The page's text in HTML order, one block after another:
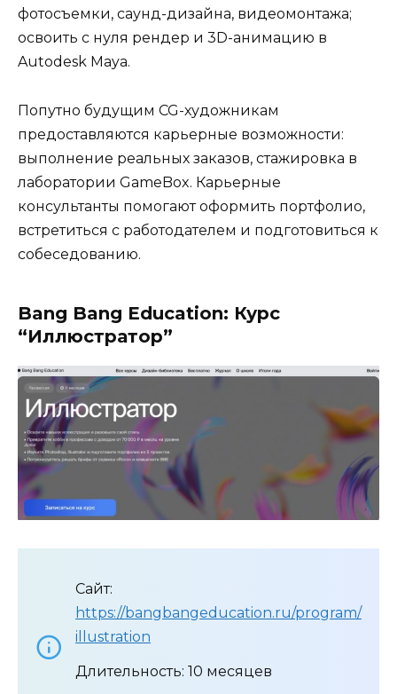
фотосъемки, саунд-дизайна, видеомонтажа;
освоить с нуля рендер и 3D-анимацию в
Autodesk Maya.
Попутно будущим CG-художникам
предоставляются карьерные возможности:
выполнение реальных заказов, стажировка в
лаборатории GameBox. Карьерные
консультанты помогают оформить портфолио,
встретиться с работодателем и подготовиться к
собеседованию.
Bang Bang Education: Курс
“Иллюстратор”
Сайт:
https://bangbangeducation.ru/program/
illustration
Длительность: 10 месяцев